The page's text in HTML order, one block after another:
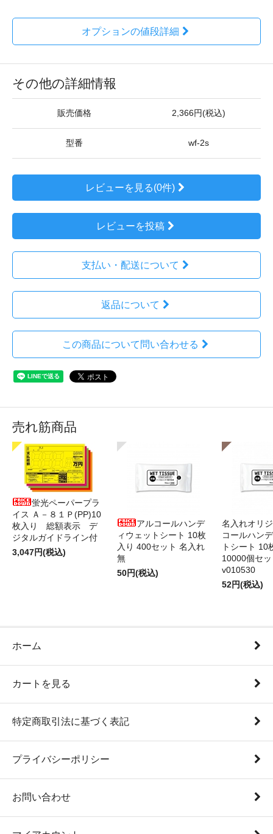
オプションの値段詳細
その他の詳細情報
販売価格 2,366円(税込)
型番 wf-2s
レビューを見る(0件)
レビューを投稿
支払い・配送について
返品について
この商品について問い合わせる
売れ筋商品
蛍光ペーパープラ
イス Ａ－８１Ｐ(PP)10
枚入り 総額表示 デ
ジタルガイドライン付
3,047円(税込)
アルコールハンデ
ィウェットシート 10枚
入り 400セット 名入れ
無
50円(税込)
名入れオリ
コールハン
トシート 10
10000個セ
v010530
52円(税込)
ホーム
カートを見る
特定商取引法に基づく表記
プライバシーポリシー
お問い合わせ